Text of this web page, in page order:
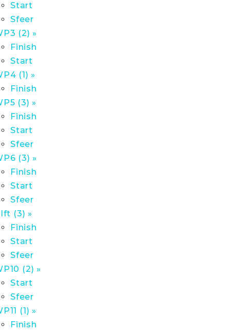
Start
Sfeer
(2) »
Finish
Start
(1) »
Finish
(3) »
Finish
Start
Sfeer
(3) »
Finish
Start
Sfeer
(3) »
Finish
Start
Sfeer
(2) »
Start
Sfeer
(1) »
Finish